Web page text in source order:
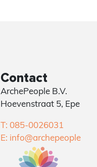
Contact
ArchePeople B.V.
Hoevenstraat 5, Epe
T: 085-0026031
E: info@archepeople